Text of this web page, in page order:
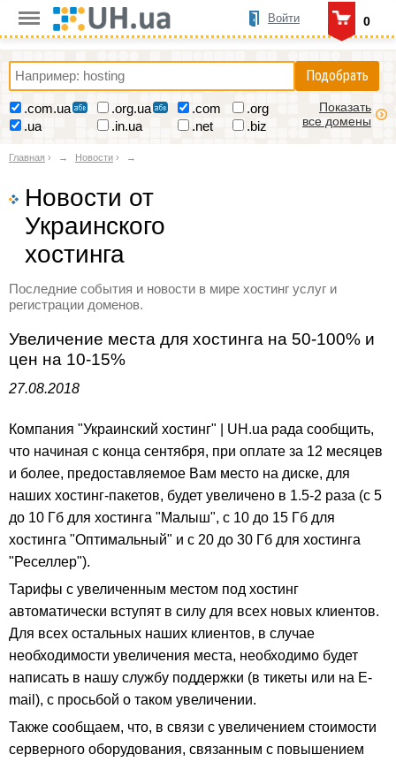
0
Войти
Подобрать
.com.ua .org.ua .com
.org
.ua
.in.ua .net .biz
Показать
все домены
Главная › Новости ›
Новости от
Украинского
хостинга
Последние события и новости в мире хостинг услуг и
регистрации доменов.
Увеличение места для хостинга на 50-100% и
цен на 10-15%
27.08.2018
Компания "Украинский хостинг" | UH.ua рада сообщить,
что начиная с конца сентября, при оплате за 12 месяцев
и более, предоставляемое Вам место на диске, для
наших хостинг-пакетов, будет увеличено в 1.5-2 раза (с 5
до 10 Гб для хостинга "Малыш", с 10 до 15 Гб для
хостинга "Оптимальный" и с 20 до 30 Гб для хостинга
"Реселлер").
Тарифы с увеличенным местом под хостинг
автоматически вступят в силу для всех новых клиентов.
Для всех остальных наших клиентов, в случае
необходимости увеличения места, необходимо будет
написать в нашу службу поддержки (в тикеты или на E-
mail), с просьбой о таком увеличении.
Также сообщаем, что, в связи с увеличением стоимости
серверного оборудования, связанным с повышением